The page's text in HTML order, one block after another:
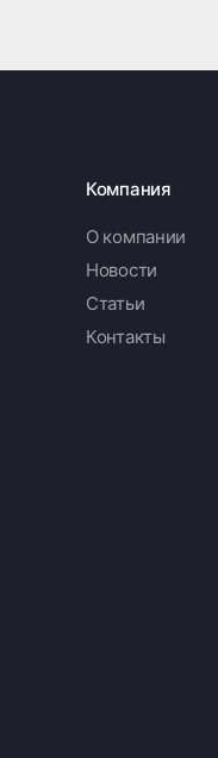
Компания
О компании
Новости
Статьи
Контакты